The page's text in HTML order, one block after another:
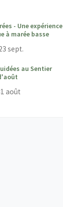
- Une expérience
à marée basse;
sept.
au Sentier
août